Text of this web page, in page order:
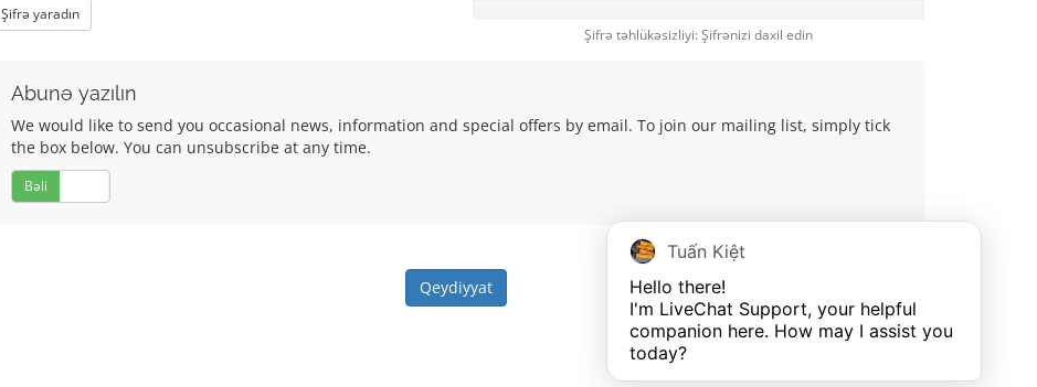
Şifrə yaradın
Şifrə təhlükəsizliyi: Şifrənizi daxil edin
Abunə yazılın
We would like to send you occasional news, information and special offers by email. To join our mailing list, simply tick
the box below. You can unsubscribe at any time.
Bəli
Tuấn Kiệt
Hello there!
I'm LiveChat Support, your helpful
companion here. How may I assist you
today?